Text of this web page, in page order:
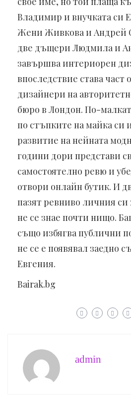
Владимир и внучката си
Жени Живкова и Андрей
две дъщери Людмила и
завършва интериорен
впоследствие става част
дизайнери на
бюро в Лондон. По-
по стъпките на майка си
развитие на нейната
години дори представи
самостоятелно ревю и
отвори онлайн бутик. И
пазят ревниво личния
не се знае почти нищо.
също избягва публични
не се е появявал заедно
Евгения.
Bairak.bg
admin